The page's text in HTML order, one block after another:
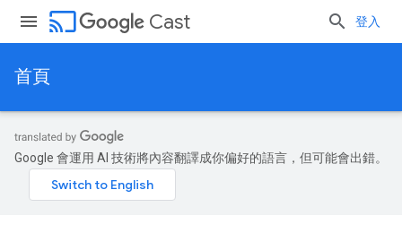
cast Cast 登入
首頁
Google 會運用 AI 技術將內容翻譯成你偏好的語言，但可能會出錯。